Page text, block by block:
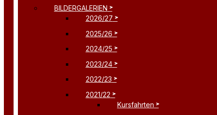
BILDERGALERIEN
2026/27
2025/26
2024/25
2023/24
2022/23
2021/22
Kursfahrten